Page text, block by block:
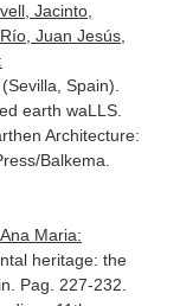
Jacinto,
Juan Jesús,
Spain).
earth waLLS.
Architecture:
Balkema.
Maria:
heritage: the
Pag. 227-232.